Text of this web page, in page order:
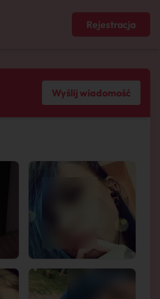
Rejestracja
Wyślij wiadomość